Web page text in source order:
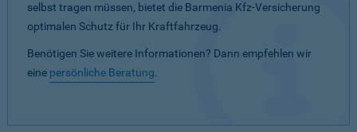
selbst tragen müssen, bietet die Barmenia Kfz-Versicherung
optimalen Schutz für Ihr Kraftfahrzeug.
Benötigen Sie weitere Informationen? Dann empfehlen wir
eine persönliche Beratung.